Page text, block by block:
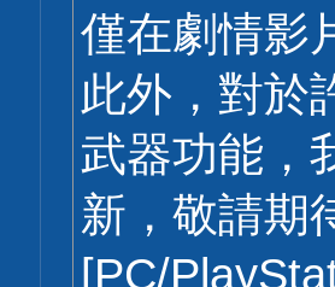
僅在劇情影
此外，對於
武器功能，
新，敬請期
[PC/